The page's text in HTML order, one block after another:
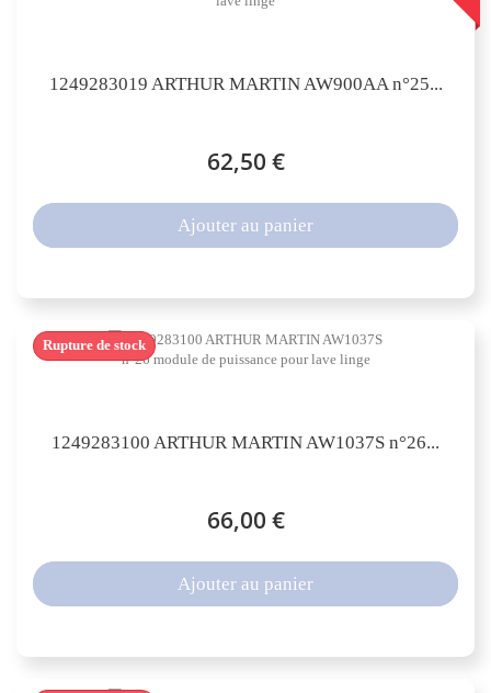
1249283019 ARTHUR MARTIN AW900AA n°25...
62,50 €
Ajouter au panier
1249283100 ARTHUR MARTIN AW1037S n°26...
66,00 €
Rupture de stock
Ajouter au panier